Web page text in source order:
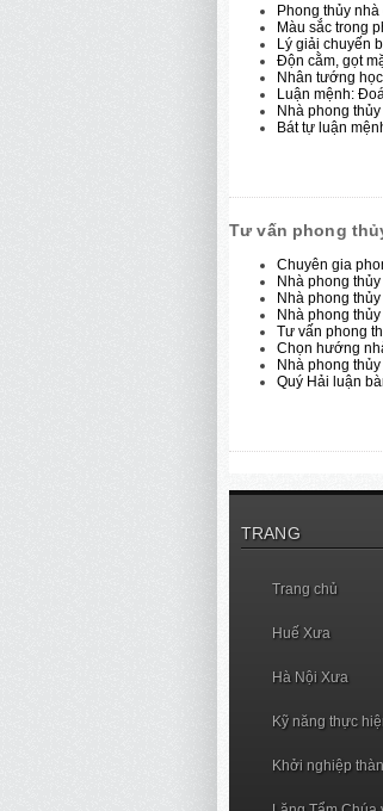
Phong thủy
Màu sắc trong
Lý giải chuyến
Độn cằm, gọt
Nhân tướng
Luận mệnh:
Nhà phong
Bát tự luận
Tư vấn phong
Chuyên gia
Nhà phong
Nhà phong
Nhà phong
Tư vấn phong
Chọn hướng
Nhà phong
Quý Hải luận
TRANG
Trang chủ
Huế Xưa
Hà Nội Xưa
Kỹ năng thực
Khởi nghiệp